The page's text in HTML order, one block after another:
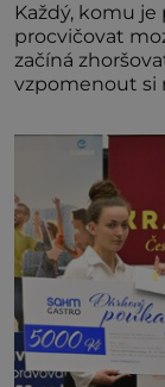
Každý, komu
procvičovat
začíná
vzpomenout si
nedávno
kdyby se